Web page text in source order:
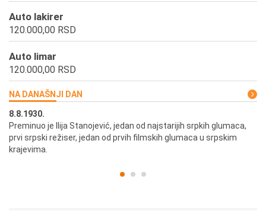
Auto lakirer
120.000,00 RSD
Auto limar
120.000,00 RSD
NA DANAŠNJI DAN
8.8.1930.
Preminuo je Ilija Stanojević, jedan od najstarijih srpkih glumaca,
prvi srpski režiser, jedan od prvih filmskih glumaca u srpskim
krajevima.